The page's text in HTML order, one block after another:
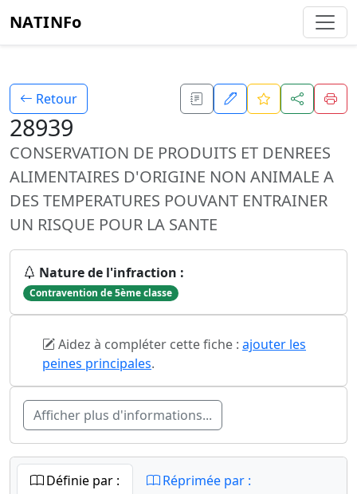
NATINFo
Retour
28939
CONSERVATION DE PRODUITS ET DENREES
ALIMENTAIRES D'ORIGINE NON ANIMALE A
DES TEMPERATURES POUVANT ENTRAINER
UN RISQUE POUR LA SANTE
Nature de l'infraction :
Contravention de 5ème classe
Aidez à compléter cette fiche : ajouter les
peines principales.
Afficher plus d'informations...
Définie par : Réprimée par :